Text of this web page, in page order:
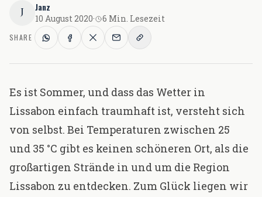
J Janz
10 August 2020· 6 Min. Lesezeit
SHARE
Es ist Sommer, und dass das Wetter in
Lissabon einfach traumhaft ist, versteht sich
von selbst. Bei Temperaturen zwischen 25
und 35 °C gibt es keinen schöneren Ort, als die
großartigen Strände in und um die Region
Lissabon zu entdecken. Zum Glück liegen wir